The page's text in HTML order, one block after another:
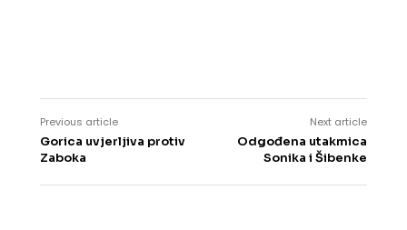
Previous article
Gorica uvjerljiva protiv
Zaboka
Next article
Odgođena utakmica
Sonika i Šibenke